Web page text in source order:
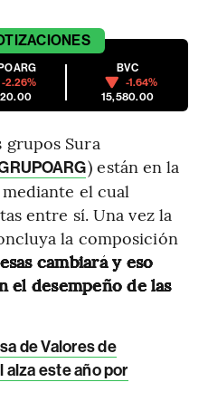
-2.26%
BVC
-1.64%
15,580.00
grupos Sura
) están en la
el cual
entre sí. Una vez la
la composición
cambiará y eso
el desempeño de las
de Valores de
alza este año por